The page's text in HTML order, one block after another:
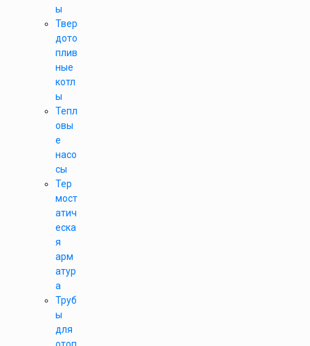
ы
Твер
дото
плив
ные
котл
ы
Тепл
овы
е
насо
сы
Тер
мост
атич
еска
я
арм
атур
а
Труб
ы
для